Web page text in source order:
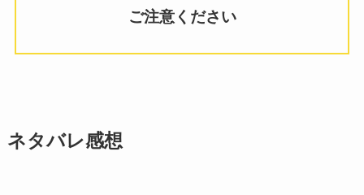
ご注意ください
ネタバレ感想